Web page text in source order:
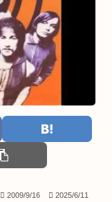
2009/9/16 2025/6/11